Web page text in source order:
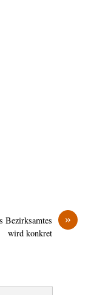
»
Bezirksamtes
wird konkret